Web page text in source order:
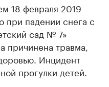
18 февраля 2019
при падении снега с
сад № 7»
причинена травма,
Инцидент
прогулки детей.